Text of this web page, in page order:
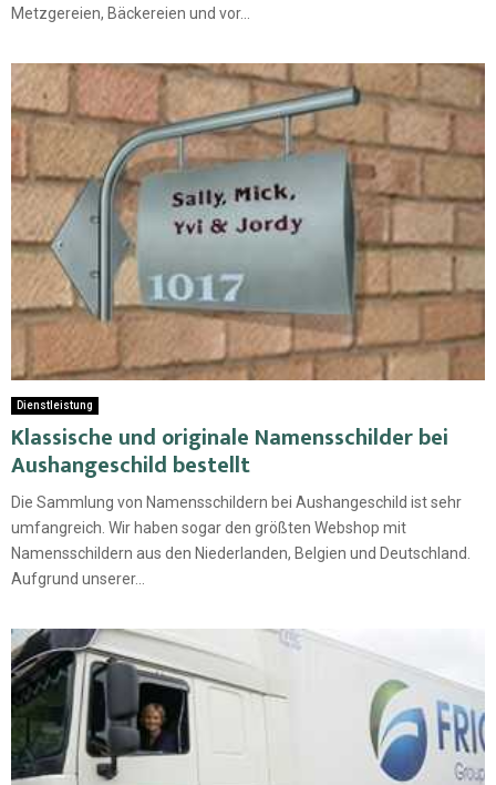
Metzgereien, Bäckereien und vor...
Dienstleistung
Klassische und originale Namensschilder bei
Aushangeschild bestellt
Die Sammlung von Namensschildern bei Aushangeschild ist sehr
umfangreich. Wir haben sogar den größten Webshop mit
Namensschildern aus den Niederlanden, Belgien und Deutschland.
Aufgrund unserer...